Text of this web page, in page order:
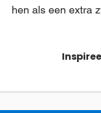
hen als een extra